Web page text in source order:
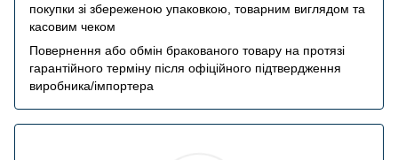
покупки зі збереженою упаковкою, товарним виглядом та
касовим чеком
Повернення або обмін бракованого товару на протязі
гарантійного терміну після офіційного підтвердження
виробника/імпортера